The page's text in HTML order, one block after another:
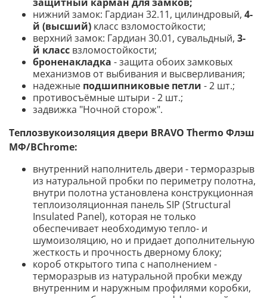
нижний замок: Гардиан 32.11, цилиндровый, 4-
й (высший) класс взломостойкости;
верхний замок: Гардиан 30.01, сувальдный, 3-
й класс взломостойкости;
броненакладка - защита обоих замковых
механизмов от выбивания и высверливания;
надежные подшипниковые петли - 2 шт.;
противосъёмные штыри - 2 шт.;
задвижка "Ночной сторож".
Теплозвукоизоляция двери BRAVO ThermoФлэш
МФ/BChrome:
внутренний наполнитель двери - терморазрыв
из натуральной пробки по периметру полотна,
внутри полотна установлена конструкционная
теплоизоляционная панель SIP (Structural
Insulated Panel), которая не только
обеспечивает необходимую тепло- и
шумоизоляцию, но и придает дополнительную
жесткость и прочность дверному блоку;
короб открытого типа с наполнением -
терморазрыв из натуральной пробки между
внутренним и наружным профилями коробки,